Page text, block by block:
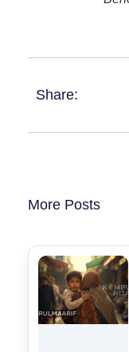
Share:
More Posts